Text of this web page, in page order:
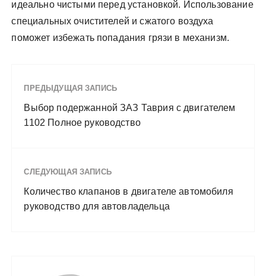
идеально чистыми перед установкой. Использование
специальных очистителей и сжатого воздуха
поможет избежать попадания грязи в механизм.
ПРЕДЫДУЩАЯ ЗАПИСЬ
Выбор подержанной ЗАЗ Таврия с двигателем
1102 Полное руководство
СЛЕДУЮЩАЯ ЗАПИСЬ
Количество клапанов в двигателе автомобиля
руководство для автовладельца